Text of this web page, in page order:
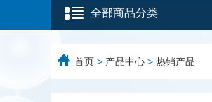
全部商品分类
首页 > 产品中心 > 热销产品